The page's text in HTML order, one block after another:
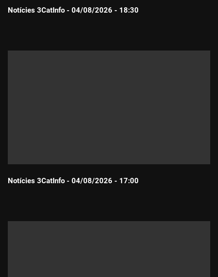
Notícies 3CatInfo - 04/08/2026 - 18:30
Notícies 3CatInfo - 04/08/2026 - 17:00